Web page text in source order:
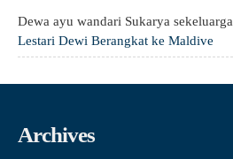
Dewa ayu wandari Sukarya sekeluarga
Lestari Dewi Berangkat ke Maldive
Archives